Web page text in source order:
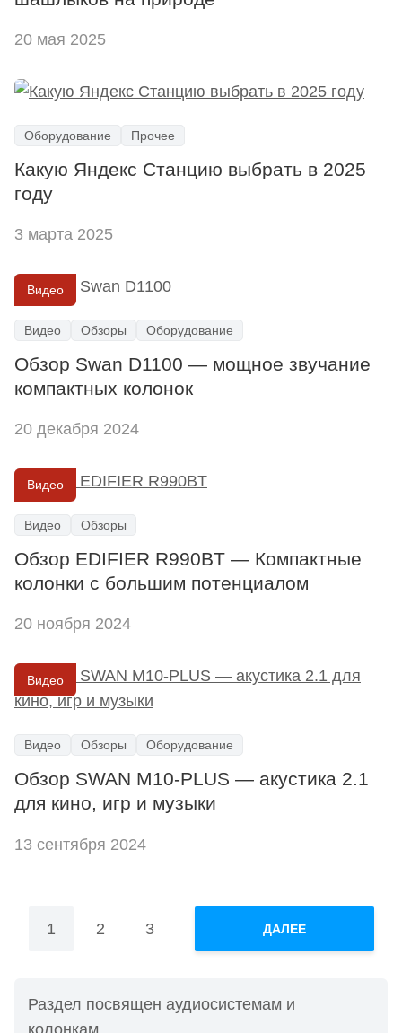
20 мая 2025
Оборудование Прочее
Какую Яндекс Станцию выбрать в 2025
году
3 марта 2025
Видео
Видео Обзоры Оборудование
Обзор Swan D1100 — мощное звучание
компактных колонок
20 декабря 2024
Видео
Видео Обзоры
Обзор EDIFIER R990BT — Компактные
колонки с большим потенциалом
20 ноября 2024
Видео
Видео Обзоры Оборудование
Обзор SWAN M10-PLUS — акустика 2.1
для кино, игр и музыки
13 сентября 2024
Пагинация
1 2 3 ДАЛЕЕ
Раздел посвящен аудиосистемам и
колонкам.